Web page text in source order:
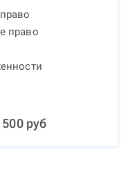
право
500руб